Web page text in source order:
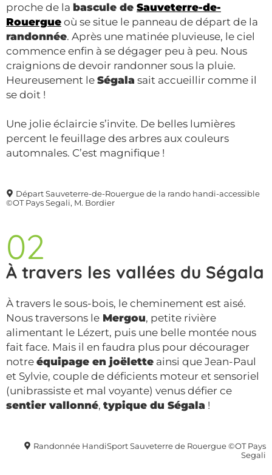
Départ Sauveterre-de-Rouergue de la rando handi-accessible
©OT Pays Segali, M. Bordier
proche de la bascule de Sauveterre-de-
Rouergue où se situe le panneau de départ de la
randonnée. Après une matinée pluvieuse, le ciel
commence enfin à se dégager peu à peu. Nous
craignions de devoir randonner sous la pluie.
Heureusement le Ségala sait accueillir comme il
se doit !
Une jolie éclaircie s’invite. De belles lumières
percent le feuillage des arbres aux couleurs
automnales. C’est magnifique !
02
À travers les vallées du Ségala
À travers le sous-bois, le cheminement est aisé.
Nous traversons le Mergou, petite rivière
alimentant le Lézert, puis une belle montée nous
fait face. Mais il en faudra plus pour décourager
notre équipage en joëlette ainsi que Jean-Paul
et Sylvie, couple de déficients moteur et sensoriel
(unibrassiste et mal voyante) venus défier ce
sentier vallonné, typique du Ségala !
Randonnée HandiSport Sauveterre de Rouergue ©OT Pays
Segali